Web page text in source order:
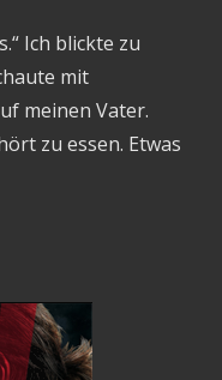
Ich blickte zu
mit
meinen Vater.
zu essen. Etwas